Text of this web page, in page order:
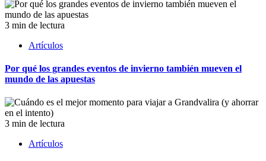
3 min de lectura
Artículos
Por qué los grandes eventos de invierno también mueven el
mundo de las apuestas
3 min de lectura
Artículos